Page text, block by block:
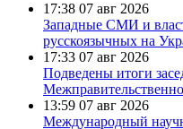
17:38 07 авг 2026
Западные СМИ и
русскоязычных на
17:33 07 авг 2026
Подведены итоги
13:59 07 авг 2026
Международный